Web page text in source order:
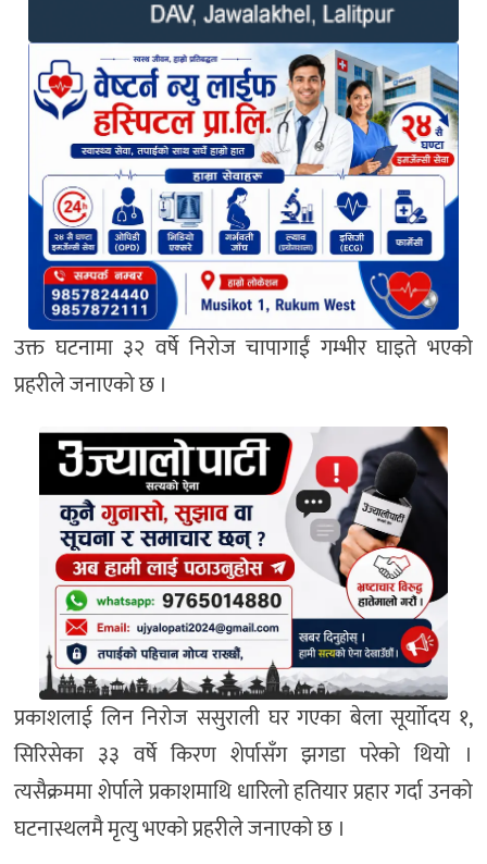
उक्त घटनामा ३२ वर्षे निरोज चापागाईं गम्भीर घाइते भएको
प्रहरीले जनाएको छ ।
प्रकाशलाई लिन निरोज ससुराली घर गएका बेला सूर्याोदय १,
सिरिसेका ३३ वर्षे किरण शेर्पासँग झगडा परेको थियो ।
त्यसैक्रममा शेर्पाले प्रकाशमाथि धारिलो हतियार प्रहार गर्दा उनको
घटनास्थलमै मृत्यु भएको प्रहरीले जनाएको छ ।